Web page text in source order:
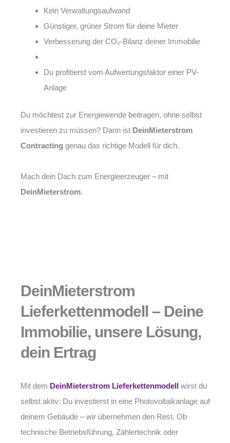
Kein Verwaltungsaufwand
Günstiger, grüner Strom für deine Mieter
Verbesserung der CO₂-Bilanz deiner Immobilie
Du profitierst vom Aufwertungsfaktor einer PV-
Anlage
Du möchtest zur Energiewende beitragen, ohne selbst
investieren zu müssen? Dann ist DeinMieterstrom
Contracting genau das richtige Modell für dich.
Mach dein Dach zum Energieerzeuger – mit
DeinMieterstrom.
DeinMieterstrom
Lieferkettenmodell – Deine
Immobilie, unsere Lösung,
dein Ertrag
Mit dem DeinMieterstrom Lieferkettenmodell wirst du
selbst aktiv: Du investierst in eine Photovoltaikanlage auf
deinem Gebäude – wir übernehmen den Rest. Ob
technische Betriebsführung, Zählertechnik oder